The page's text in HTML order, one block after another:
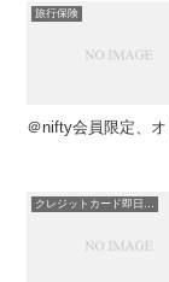
旅行保険
＠nifty会員限定、オ
クレジットカード即日発行